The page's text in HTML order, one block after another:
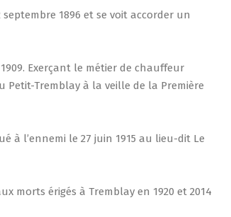
1896 et se voit accorder un
Exerçant le métier de chauffeur
Tremblay à la veille de la Première
à l’ennemi le 27 juin 1915 au lieu-dit Le
morts érigés à Tremblay en 1920 et 2014